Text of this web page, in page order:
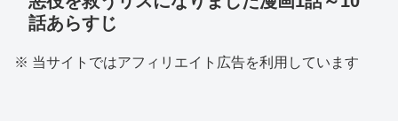
話あらすじ
※ 当サイトではアフィリエイト広告を利用しています